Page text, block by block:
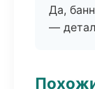
Да,
—